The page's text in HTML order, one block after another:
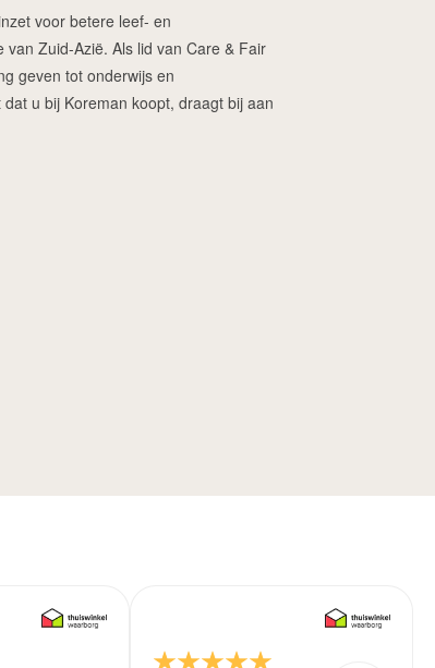
voor betere leef- en
Zuid-Azië. Als lid van Care & Fair
geven tot onderwijs en
u bij Koreman koopt, draagt bij aan